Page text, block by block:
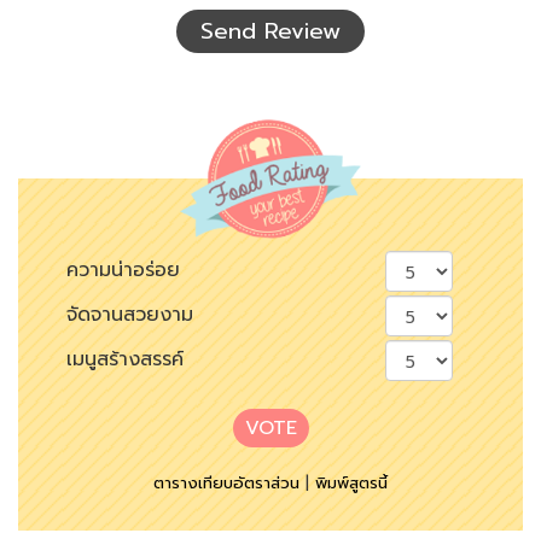
Send Review
ความน่าอร่อย
จัดจานสวยงาม
เมนูสร้างสรรค์
VOTE
ตารางเทียบอัตราส่วน|พิมพ์สูตรนี้